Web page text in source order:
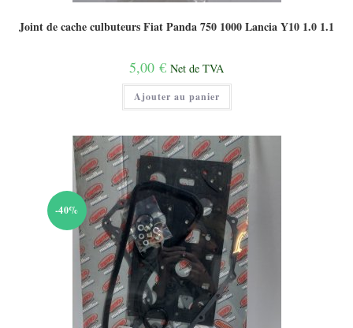
Joint de cache culbuteurs Fiat Panda 750 1000 Lancia Y10 1.0 1.1
5,00 € Net de TVA
Ajouter au panier
-40%